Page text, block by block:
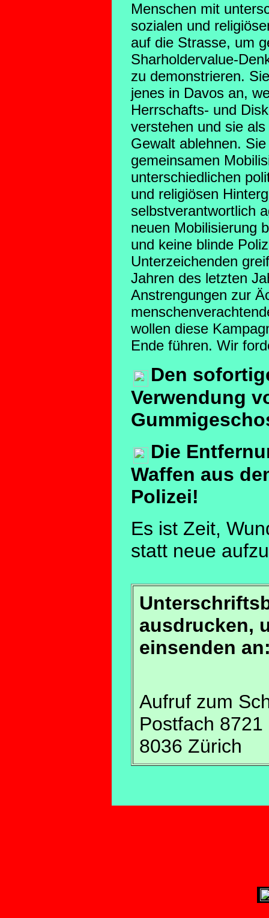
Menschen mit
sozialen und
auf die Strasse, um
Sharholdervalue-
zu demonstrieren.
jenes in Davos an,
Herrschafts- und
verstehen und sie
Gewalt ablehnen.
gemeinsamen
unterschiedlichen
und religiösen
selbstverantwortlich
neuen Mobilisierung
und keine blinde
Unterzeichenden
Jahren des letzten
Anstrengungen zur
wollen diese
Ende führen. Wir
Den
Verwendung
Die
Waffen aus
Polizei!
Es ist Zeit,
statt neue
ausdrucken,
einsenden
Aufruf zum
Postfach 8721
8036 Zürich